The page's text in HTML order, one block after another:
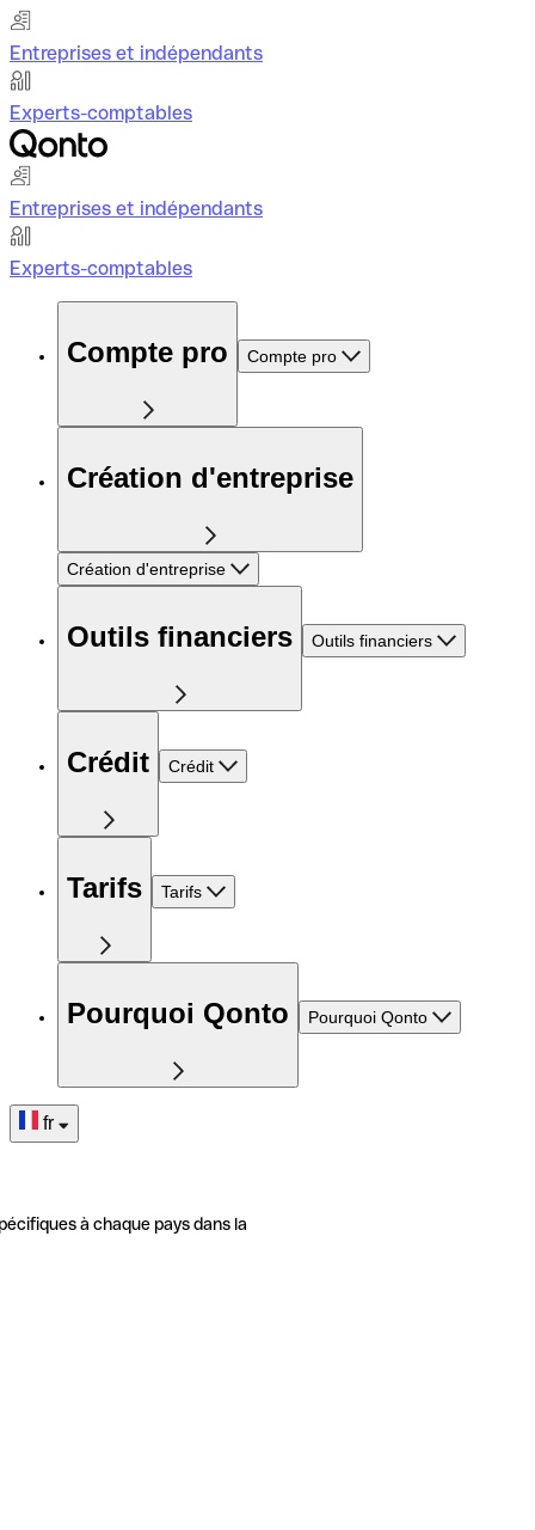
Entreprises et indépendants
Experts-comptables
Entreprises et indépendants
Experts-comptables
Compte pro Compte pro
Création d'entreprise
Création d'entreprise
Outils financiers Outils financiers
Crédit Crédit
Tarifs Tarifs
Pourquoi Qonto Pourquoi Qonto
fr
à chaque pays dans la